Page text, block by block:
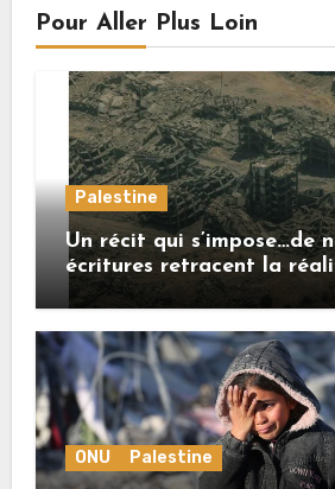
Pour Aller Plus Loin
Palestine
Un récit qui s’impose…de
écritures retracent la
crimes sionistes à Gaza
ONU Palestine